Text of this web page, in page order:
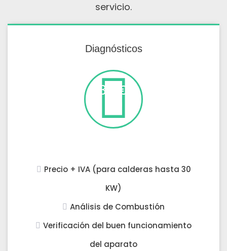
servicio.
Diagnósticos
35 €
Precio + IVA (para calderas hasta 30
KW)
Análisis de Combustión
Verificación del buen funcionamiento
del aparato